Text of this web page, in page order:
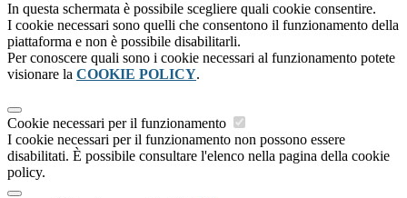
In questa schermata è possibile scegliere quali cookie consentire.
I cookie necessari sono quelli che consentono il funzionamento della
piattaforma e non è possibile disabilitarli.
Per conoscere quali sono i cookie necessari al funzionamento potete
visionare la COOKIE POLICY.
Cookie necessari per il funzionamento
I cookie necessari per il funzionamento non possono essere
disabilitati. È possibile consultare l'elenco nella pagina della cookie
policy.